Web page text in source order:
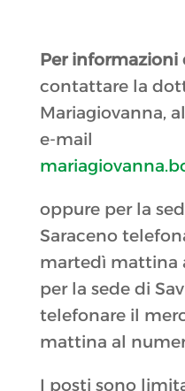
Per informazioni
contattare la
Mariagiovanna,
e-mail
oppure per la
Saraceno
martedì mattina
per la sede di
telefonare il
mattina al
I posti sono